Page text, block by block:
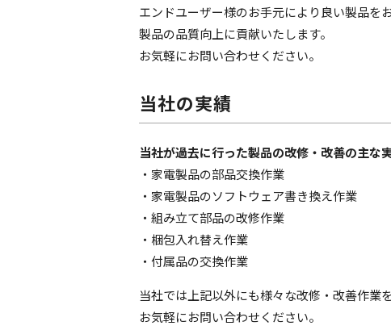
エンドユーザー様のお手元により良い製品を
製品の品質向上に貢献いたします。
お気軽にお問い合わせください。
当社の実績
当社が過去に行った製品の改修・改善の主な
・家電製品の部品交換作業
・家電製品のソフトウェア書き換え作業
・組み立て部品の改修作業
・梱包入れ替え作業
・付属品の交換作業
当社では上記以外にも様々な改修・改善作業
お気軽にお問い合わせください。